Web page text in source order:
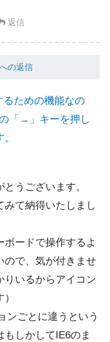
返信
の返信
ための機能なの
「→」キーを押し
うございます。
みて納得いたしまし
ードで操作するよ
ので、気が付きませ
りいるからアイコン
ンごとに違うという
しかしてIE6のま